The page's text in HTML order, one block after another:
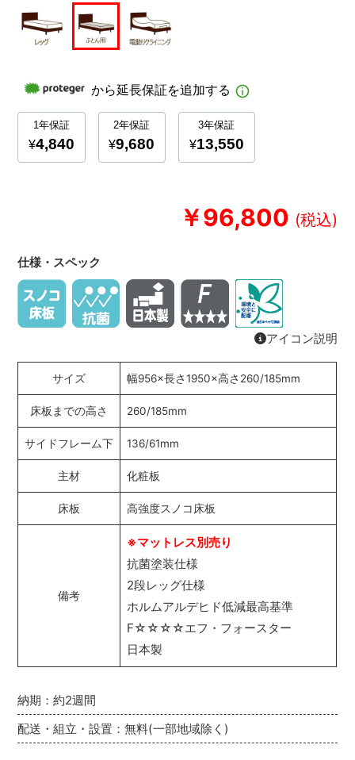
￥96,800
納期：約2週間
配送・組立・設置：無料(一部地域除く)
仕様・スペック
アイコン説明
サイズ 幅956×長さ1950×高さ260/185mm
床板までの高さ 260/185mm
サイドフレーム下 136/61mm
主材 化粧板
床板 高強度スノコ床板
備考
※マットレス別売り
抗菌塗装仕様
2段レッグ仕様
ホルムアルデヒド低減最高基準
F☆☆☆☆エフ・フォースター
日本製